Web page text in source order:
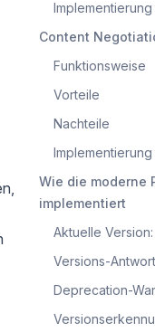
Implementierung
Content
Funktionsweise
Vorteile
Nachteile
Implementierung
Wie die moderne
implementiert
Aktuelle Version:
Versions-
Deprecation-